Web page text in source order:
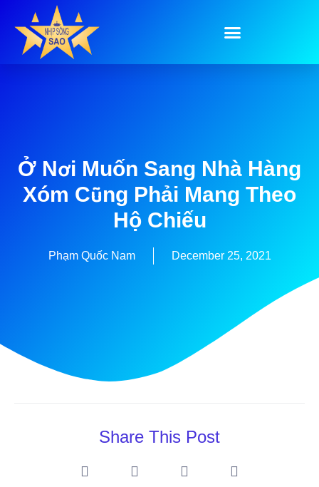
Ở Nơi Muốn Sang Nhà Hàng
Xóm Cũng Phải Mang Theo
Hộ Chiếu
Phạm Quốc Nam December 25, 2021
Share This Post